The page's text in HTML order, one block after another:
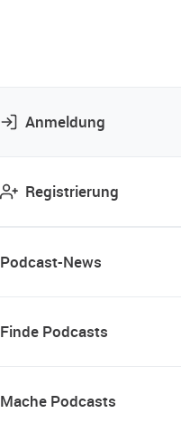
Anmeldung
Registrierung
Podcast-News
Finde Podcasts
Mache Podcasts